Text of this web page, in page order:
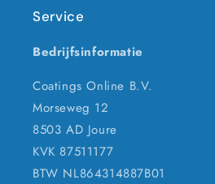
Service
Bedrijfsinformatie
Coatings Online B.V.
Morseweg 12
8503 AD Joure
KVK 87511177
BTW NL864314887B01